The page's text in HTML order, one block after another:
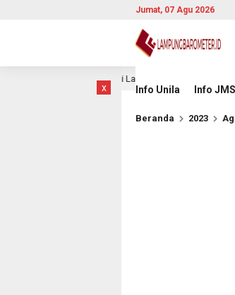
Jumat, 07 Agu 2026
Info Unila Info JMSI
x
Laga Hidup Mati Lawan Singapura
Beranda 2023